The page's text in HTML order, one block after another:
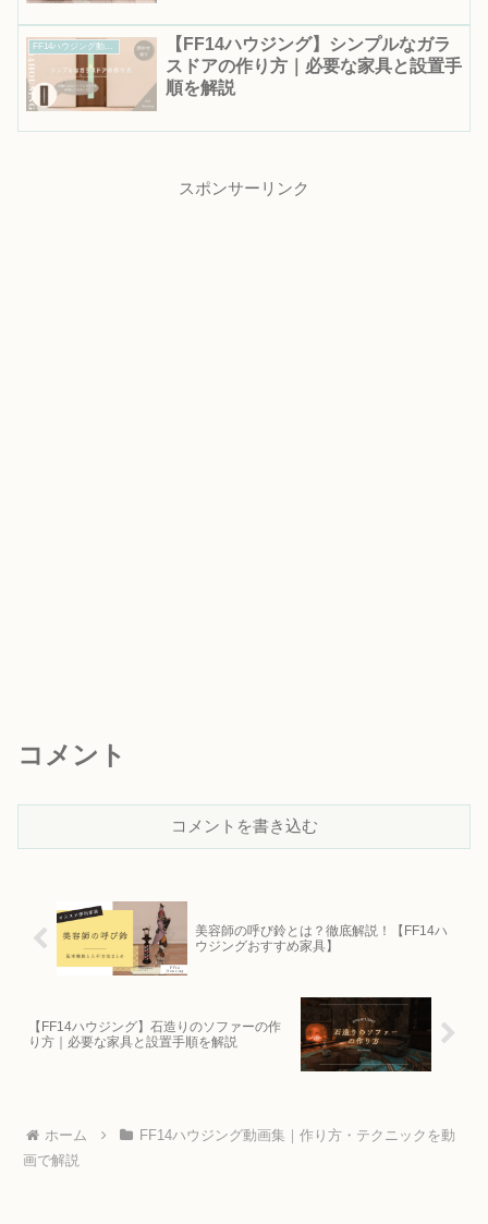
FF14ハウジング動画集｜作り方・テクニックを動画で解説
【FF14ハウジング】シンプルなガラ
スドアの作り方｜必要な家具と設置手
順を解説
スポンサーリンク
コメント
コメントを書き込む
美容師の呼び鈴とは？徹底解説！【FF14ハ
ウジングおすすめ家具】
【FF14ハウジング】石造りのソファーの作
り方｜必要な家具と設置手順を解説
ホーム
FF14ハウジング動画集｜作り方・テクニックを動
画で解説